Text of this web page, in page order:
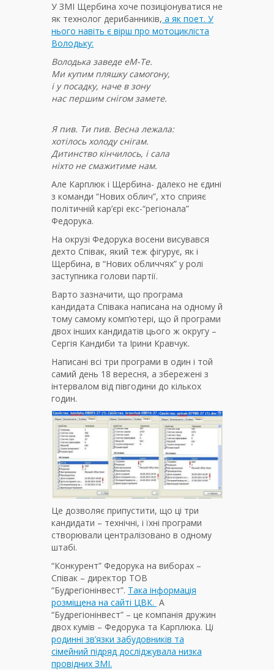
У ЗМІ Щербина хоче позиціонуватися не
як технолог дерибанників, а як поет. У
нього навіть є вірш про мотоцикліста
Володьку:
Володька заведе еМ-Те.
Ми купим пляшку самогону,
і у посадку, наче в зону
нас першим снігом замете.
Я пив. Ти пив. Весна лежала:
хотілось холоду снігам.
Дитинство кінчилось, і сала
ніхто не смажитиме нам.
Але Карплюк і Щербина- далеко не єдині
з команди “Нових облич”, хто сприяє
політичній кар’єрі екс-“регіонала”
Федорука.
На окрузі Федорука восени висувався
дехто Співак, який теж фігурує, як і
Щербина, в “Нових обличчях” у ролі
заступника голови партії.
Варто зазначити, що програма
кандидата Співака написана на одному й
тому самому комп’ютері, що й програми
двох інших кандидатів цього ж округу –
Сергія Кандиби та Ірини Кравчук.
Написані всі три програми в один і той
самий день 18 вересня, а збережені з
інтервалом від півгодини до кількох
годин.
Це дозволяє припустити, що ці три
кандидати – технічні, і їхні програми
створювали централізовано в одному
штабі.
“Конкурент” Федорука на виборах –
Співак – директор ТОВ
“Будрегіонінвест”. Така інформація
розміщена на сайті ЦВК. А
“Будрегіонінвест” – це компанія дружин
двох кумів – Федорука та Карплюка. Ці
родинні зв’язки забудовників та
сімейний підряд досліджувала низка
провідних ЗМІ.